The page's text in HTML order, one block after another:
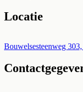
Locatie
+
−
Bouwelsesteenweg